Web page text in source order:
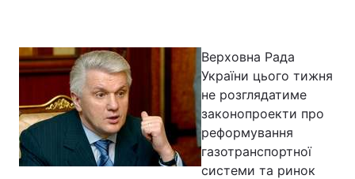
Верховна Рада
України цього тижня
не розглядатиме
законопроекти про
реформування
газотранспортної
системи та ринок